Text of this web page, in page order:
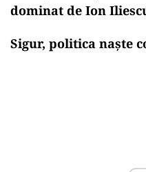
dominat de Ion
Sigur, politica naște